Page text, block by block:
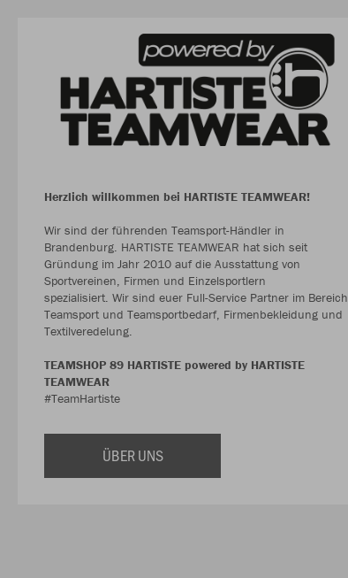
Herzlich willkommen bei HARTISTE TEAMWEAR!
Wir sind der führenden Teamsport-Händler in
Brandenburg. HARTISTE TEAMWEAR hat sich seit
Gründung im Jahr 2010 auf die Ausstattung von
Sportvereinen, Firmen und Einzelsportlern
spezialisiert. Wir sind euer Full-Service Partner im Bereich
Teamsport und Teamsportbedarf, Firmenbekleidung und
Textilveredelung.
TEAMSHOP 89 HARTISTE powered by HARTISTE
TEAMWEAR
#TeamHartiste
ÜBER UNS